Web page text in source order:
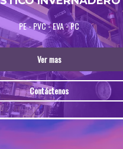
PE - PVC - EVA - PC
Ver mas
Contáctenos